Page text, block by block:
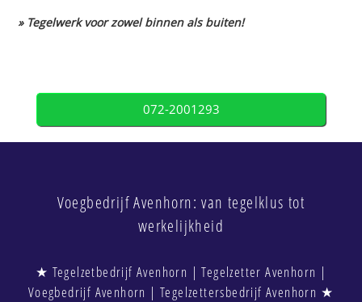
» Tegelwerk voor zowel binnen als buiten!
072-2001293
Voegbedrijf Avenhorn: van tegelklus tot
werkelijkheid
★ Tegelzetbedrijf Avenhorn | Tegelzetter Avenhorn |
Voegbedrijf Avenhorn | Tegelzettersbedrijf Avenhorn ★